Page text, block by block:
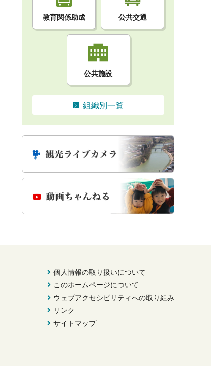
教育関係助成 公共交通
公共施設
組織別一覧
個人情報の取り扱いについて
このホームページについて
ウェブアクセシビリティへの取り組み
リンク
サイトマップ